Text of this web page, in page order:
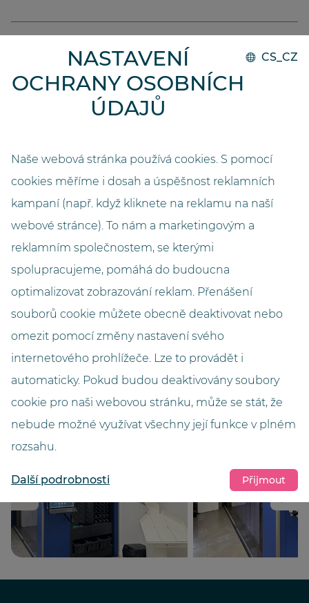
Kapacita
Délka (metry)
4,05
Šířka (metry)
Výška (metry)
2,65
Barva
NASTAVENÍ
OCHRANY OSOBNÍCH
ÚDAJŮ
CS_CZ
Naše webová stránka používá cookies. S pomocí
cookies měříme i dosah a úspěšnost reklamních
kampaní (např. když kliknete na reklamu na naší
webové stránce). To nám a marketingovým a
reklamním společnostem, se kterými
spolupracujeme, pomáhá do budoucna
optimalizovat zobrazování reklam. Přenášení
souborů cookie můžete obecně deaktivovat nebo
omezit pomocí změny nastavení svého
internetového prohlížeče. Lze to provádět i
automaticky. Pokud budou deaktivovány soubory
cookie pro naši webovou stránku, může se stát, že
nebude možné využívat všechny její funkce v plném
rozsahu.
Další podrobnosti Přijmout